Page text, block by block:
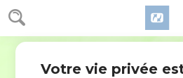
Votre vie privée